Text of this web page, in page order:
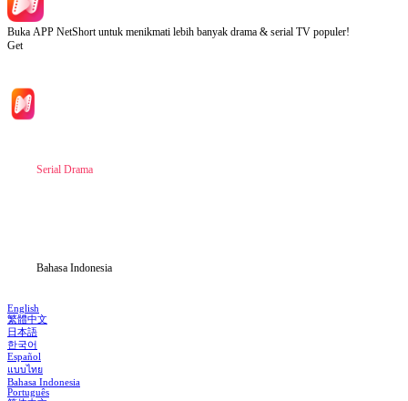
Buka APP NetShort untuk menikmati lebih banyak drama & serial TV populer!
Get
Serial Drama
Bahasa Indonesia
English
繁體中文
日本語
한국어
Español
แบบไทย
Bahasa Indonesia
Português